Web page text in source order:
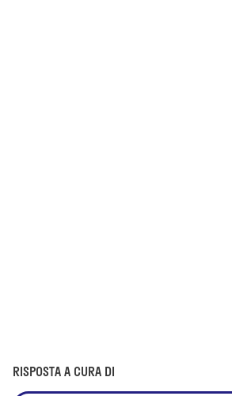
RISPOSTA A CURA DI